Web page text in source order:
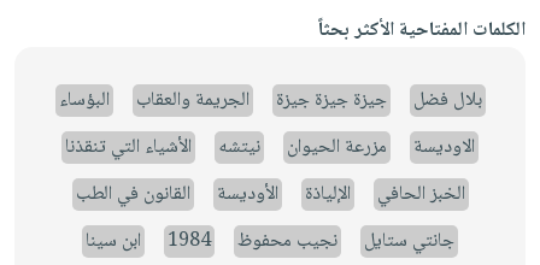
الكلمات المفتاحية الأكثر بحثاً
بلال فضل جيزة جيزة جيزة الجريمة والعقاب
البؤساء
الاوديسة
مزرعة الحيوان نيتشه
الأشياء التي تنقذنا
الخبز الحافي
الإلياذة الأوديسة
القانون في الطب
جانتي ستايل
نجيب محفوظ 1984
ابن سينا